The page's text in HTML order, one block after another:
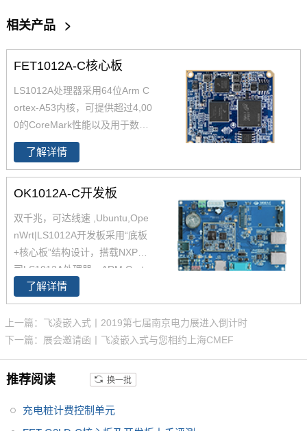
相关产品 >
FET1012A-C核心板
LS1012A处理器采用64位Arm C
ortex-A53内核，可提供超过4,00
0的CoreMark性能以及用于数据
包处理和安全性的硬件加速，以
及任何1W典型电源通信处理器的
整体性能。飞凌嵌入式LS1012A
核心板基于NXP公司LS1012A处
一款适用于NAS、物联网网关、
宽带以太网网关和工业自动化等
了解详情
OK1012A-C开发板
双千兆，可达线速 ,Ubuntu,Ope
nWrt|LS1012A开发板采用“底板
+核心板”结构设计，搭载NXP公
司LS1012A处理器，ARM Corte
x-A53内核，主频1GHz，集多种
高速接口于一体。支持2个千兆以
太网控制器，配备硬件包转发引
擎，网络交换性能可达线速；同
SB3.0、TF Card 等功能接口，L
S1012A开发板支持Ubuntu、Op
enWrt操作系统，是一款适用于N
了解详情
上一篇：飞凌嵌入式丨2019第七届南京电力展进入倒计时
下一篇：展会邀请函丨飞凌嵌入式与您相约上海CMEF
推荐阅读 换一批
充电桩计费控制单元